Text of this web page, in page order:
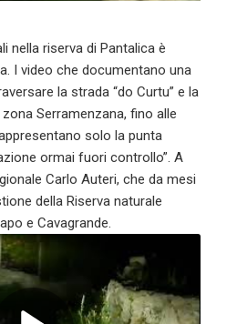
nella riserva di Pantalica è
I video che documentano una
la strada “do Curtu” e la
Serramenzana, fino alle
solo la punta
ormai fuori controllo”. A
Carlo Auteri, che da mesi
della Riserva naturale
e Cavagrande.